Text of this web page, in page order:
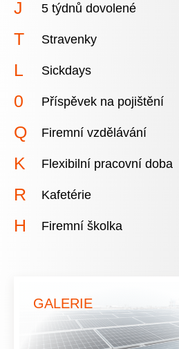
5 týdnů dovolené
Stravenky
Sickdays
Příspěvek na pojištění
Firemní vzdělávání
Flexibilní pracovní doba
Kafetérie
Firemní školka
GALERIE